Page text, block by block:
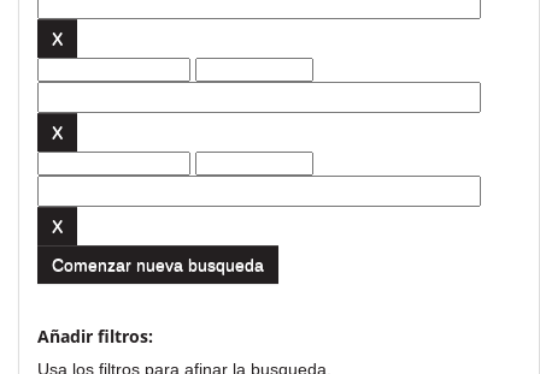
Comenzar nueva busqueda
Añadir filtros:
Usa los filtros para afinar la busqueda.